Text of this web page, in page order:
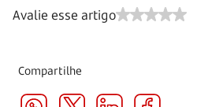
Avalie esse artigo
Compartilhe